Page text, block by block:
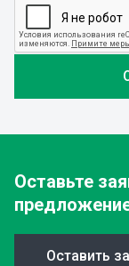
Оставьте
Оставить